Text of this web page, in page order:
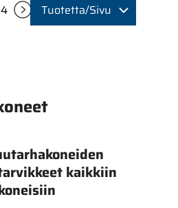
Tuotetta/Sivu
kaikkiin